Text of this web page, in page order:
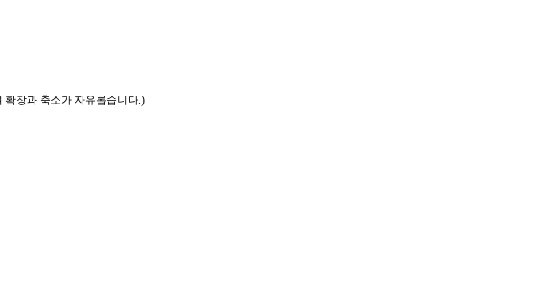
확장과 축소가 자유롭습니다.)